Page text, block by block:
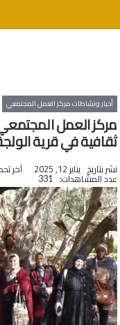
أخبار ونشاطات مركز العمل المجتمعي
مركز العمل
ثقافية في قرية
نشر بتاريخ يناير 12, 2025 آخر
عدد المشاهدات: 331